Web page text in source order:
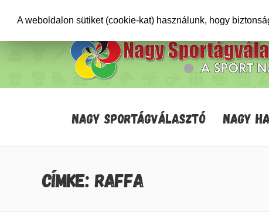
NAGY SPORTÁGVÁLASZTÓ NAGY
CÍMKE: RAFFA
A weboldalon sütiket (cookie-kat) használunk, hogy